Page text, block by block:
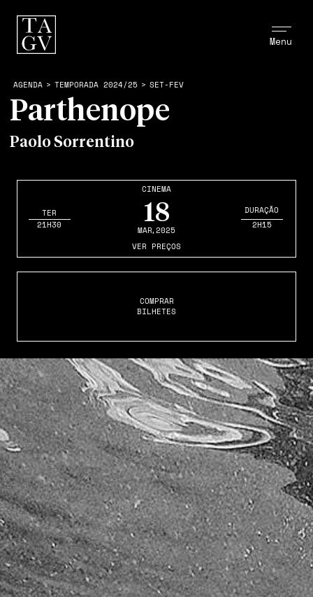
Menu
CINEMA
18
MAR,2025
TER
21H30
DURAÇÃO
2H15
VER PREÇOS
COMPRAR
BILHETES
AGENDA > TEMPORADA 2024/25 > SET-FEV
Parthenope
Paolo Sorrentino